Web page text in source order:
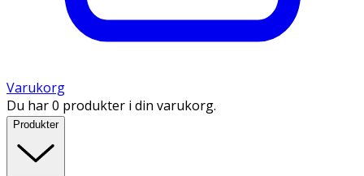
Varukorg
Du har 0 produkter i din varukorg.
Produkter